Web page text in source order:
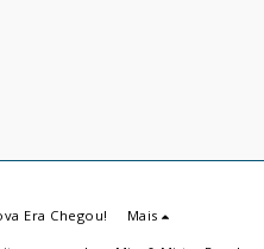
Era Chegou! Mais